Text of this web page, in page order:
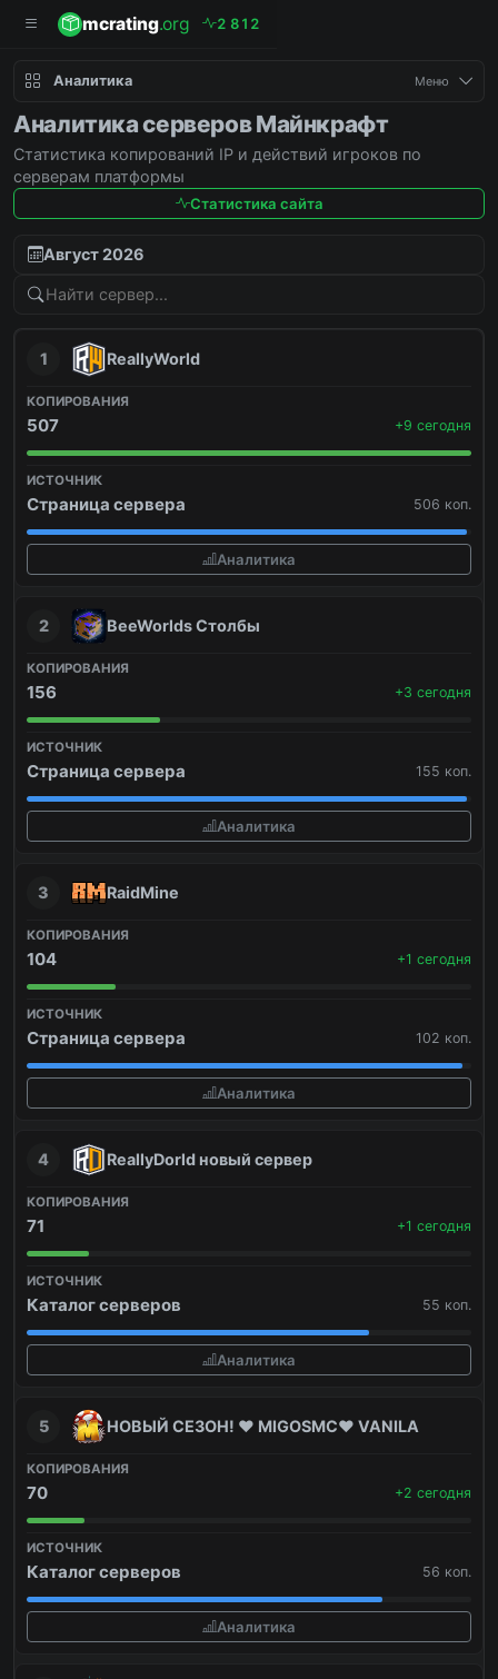
mcrating.org 2 8 1 2
Аналитика Меню
Аналитика серверов Майнкрафт
Статистика копирований IP и действий игроков по
серверам платформы
Статистика сайта
Август 2026
1 ReallyWorld
507 +9 сегодня
Страница сервера 506 коп.
Аналитика
2 BeeWorlds Столбы
156 +3 сегодня
Страница сервера 155 коп.
Аналитика
3 RaidMine
104 +1 сегодня
Страница сервера 102 коп.
Аналитика
4 ReallyDorld новый сервер
71 +1 сегодня
Каталог серверов 55 коп.
Аналитика
5 НОВЫЙ СЕЗОН! ❤️ MIGOSMC❤️ VANILA
70 +2 сегодня
Каталог серверов 56 коп.
Аналитика